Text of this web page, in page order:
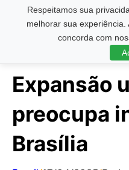
Respeitamos sua
melhorar sua
concorda com
Pesquisar ...
Expansão
preocupa
Brasília